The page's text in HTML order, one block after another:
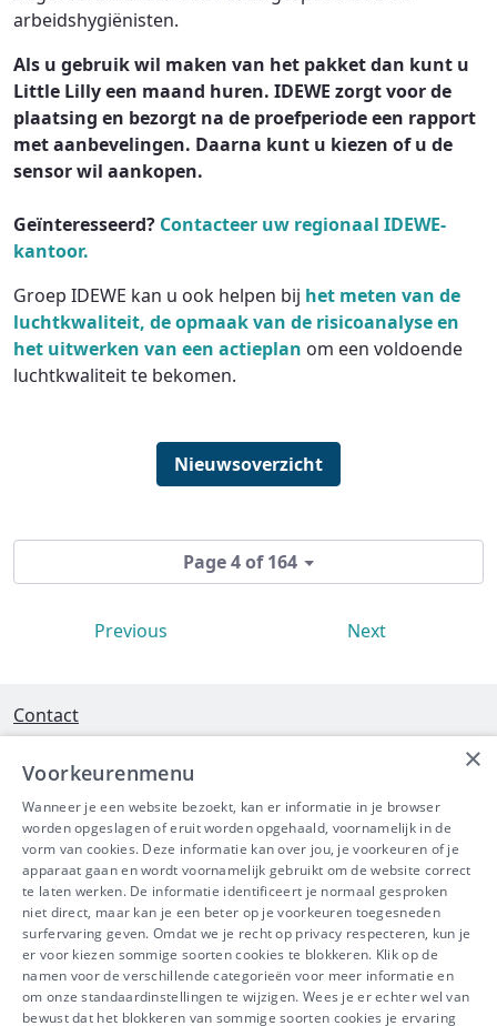
arbeidshygiënisten.
Als u gebruik wil maken van het pakket dan kunt u
Little Lilly een maand huren. IDEWE zorgt voor de
plaatsing en bezorgt na de proefperiode een rapport
met aanbevelingen. Daarna kunt u kiezen of u de
sensor wil aankopen.
Geïnteresseerd? Contacteer uw regionaal IDEWE-
kantoor.
Groep IDEWE kan u ook helpen bij het meten van de
luchtkwaliteit, de opmaak van de risicoanalyse en
het uitwerken van een actieplan om een voldoende
luchtkwaliteit te bekomen.
Nieuwsoverzicht
Page 4 of 164
Previous Next
Contact
Interleuvenlaan 58 - 3001 Heverlee
Tel 016/390490
info@ibeve.be
Ondernemingsnummer: 0436 612 044
IBEVE maakt deel uit van Groep
×
Voorkeurenmenu
Wanneer je een website bezoekt, kan er informatie in je browser
worden opgeslagen of eruit worden opgehaald, voornamelijk in de
vorm van cookies. Deze informatie kan over jou, je voorkeuren of je
apparaat gaan en wordt voornamelijk gebruikt om de website correct
te laten werken. De informatie identificeert je normaal gesproken
niet direct, maar kan je een beter op je voorkeuren toegesneden
surfervaring geven. Omdat we je recht op privacy respecteren, kun je
er voor kiezen sommige soorten cookies te blokkeren. Klik op de
namen voor de verschillende categorieën voor meer informatie en
om onze standaardinstellingen te wijzigen. Wees je er echter wel van
bewust dat het blokkeren van sommige soorten cookies je ervaring